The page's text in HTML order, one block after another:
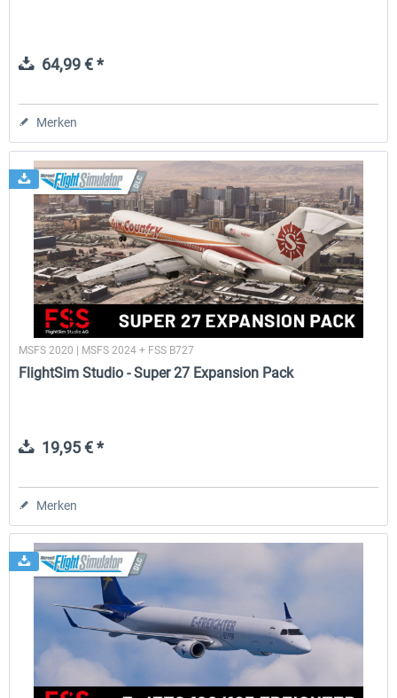
64,99 € *
Merken
MSFS 2020 | MSFS 2024 + FSS B727
FlightSim Studio - Super 27 Expansion Pack
19,95 € *
Merken